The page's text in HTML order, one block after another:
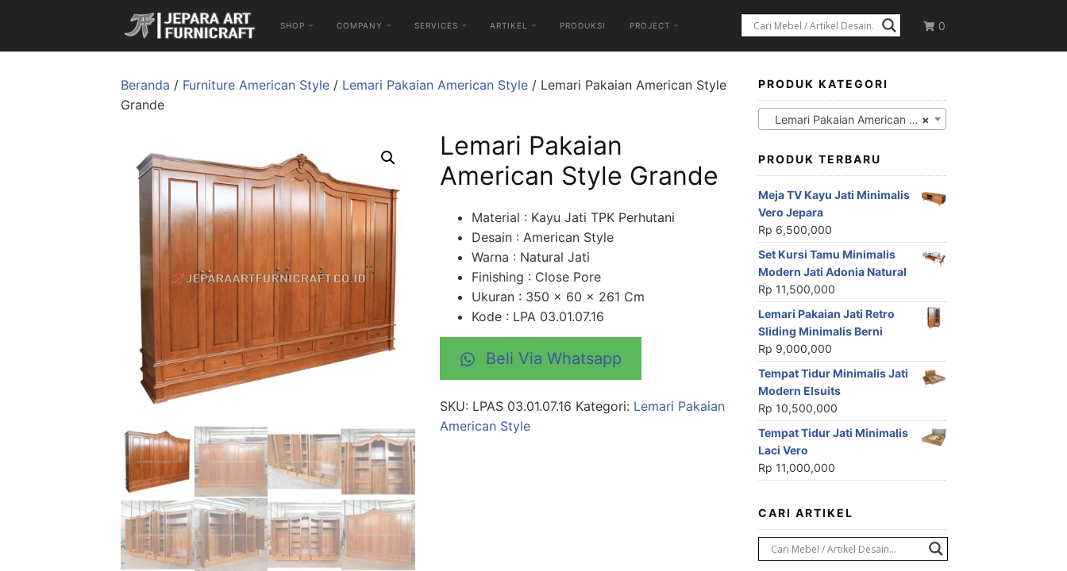
0
SHOP COMPANY SERVICES ARTIKEL PRODUKSI PROJECT
Beranda / Furniture American Style / Lemari Pakaian American Style / Lemari Pakaian American Style
Grande
Lemari Pakaian
American Style Grande
Material : Kayu Jati TPK Perhutani
Desain : American Style
Warna : Natural Jati
Finishing : Close Pore
Ukuran : 350 x 60 x 261 Cm
Kode : LPA 03.01.07.16
Beli Via Whatsapp
SKU: LPAS 03.01.07.16 Kategori: Lemari Pakaian
American Style
PRODUK KATEGORI
×
Lemari Pakaian American Style
PRODUK TERBARU
Meja TV Kayu Jati Minimalis
Vero Jepara
Rp 6,500,000
Set Kursi Tamu Minimalis
Modern Jati Adonia Natural
Rp 11,500,000
Lemari Pakaian Jati Retro
Sliding Minimalis Berni
Rp 9,000,000
Tempat Tidur Minimalis Jati
Modern Elsuits
Rp 10,500,000
Tempat Tidur Jati Minimalis
Laci Vero
Rp 11,000,000
CARI ARTIKEL